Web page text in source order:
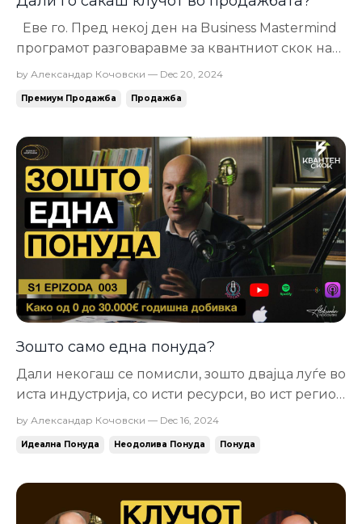
Еве го. Пред некој ден на Business Mastermind
програмот разговаравме за квантниот скок на
еден од учесниците. До мај месец 2024
неговиот маркетинг да се обраќа јасно и н...
by Александар Кочовски — Dec 20, 2024
Премиум Продажба Продажба
Зошто само една понуда?
Дали некогаш се помисли, зошто двајца луѓе во
иста индустрија, со исти ресурси, во ист регион
ќе започнат бизнис... и по неколку години
додека... другиот и понатаму ...
by Александар Кочовски — Dec 16, 2024
Идеална Понуда Неодолива Понуда Понуда